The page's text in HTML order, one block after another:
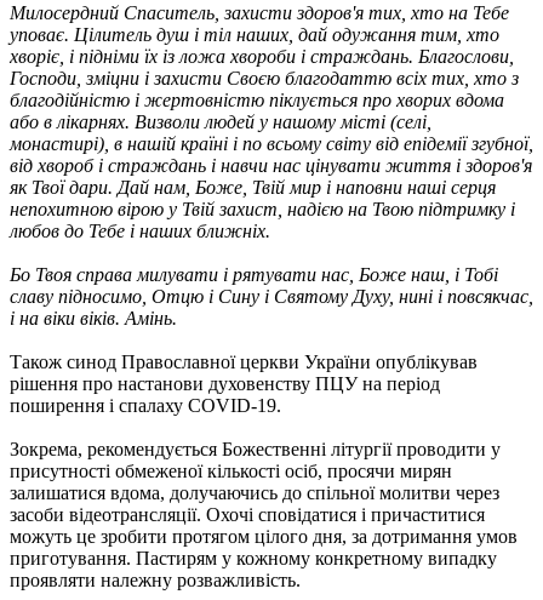
Милосердний Спаситель, захисти здоров'я тих, хто на Тебе
уповає. Цілитель душ і тіл наших, дай одужання тим, хто
хворіє, і підніми їх із ложа хвороби і страждань. Благослови,
Господи, зміцни і захисти Своєю благодаттю всіх тих, хто з
благодійністю і жертовністю піклується про хворих вдома
або в лікарнях. Визволи людей у нашому місті (селі,
монастирі), в нашій країні і по всьому світу від епідемії згубної,
від хвороб і страждань і навчи нас цінувати життя і здоров'я
як Твої дари. Дай нам, Боже, Твій мир і наповни наші серця
непохитною вірою у Твій захист, надією на Твою підтримку і
любов до Тебе і наших ближніх.
Бо Твоя справа милувати і рятувати нас, Боже наш, і Тобі
славу підносимо, Отцю і Сину і Святому Духу, нині і повсякчас,
і на віки віків. Амінь.
Також синод Православної церкви України опублікував
рішення про настанови духовенству ПЦУ на період
поширення і спалаху COVID-19.
Зокрема, рекомендується Божественні літургії проводити у
присутності обмеженої кількості осіб, просячи мирян
залишатися вдома, долучаючись до спільної молитви через
засоби відеотрансляції. Охочі сповідатися і причаститися
можуть це зробити протягом цілого дня, за дотримання умов
приготування. Пастирям у кожному конкретному випадку
проявляти належну розважливість.